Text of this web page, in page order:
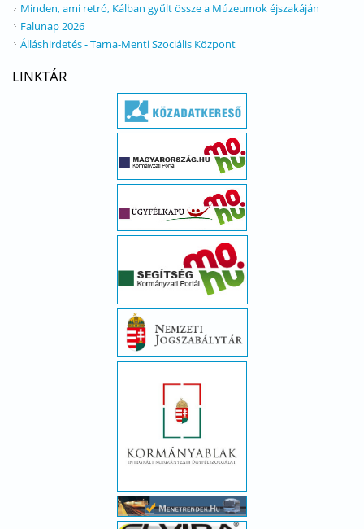
Minden, ami retró, Kálban gyűlt össze a Múzeumok éjszakáján
Falunap 2026
Álláshirdetés - Tarna-Menti Szociális Központ
LINKTÁR